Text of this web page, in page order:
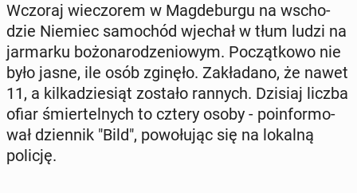
Wczoraj wie­czo­rem w Mag­de­bur­gu na wscho­
dzie Niemiec sa­mo­chód wjechał w tłum ludzi na
jar­mar­ku bo­żo­na­ro­dze­nio­wym. Po­cząt­ko­wo nie
było jasne, ile osób zginęło. Za­kła­da­no, że nawet
11, a kil­ka­dzie­siąt zostało rannych. Dzisiaj liczba
ofiar śmier­tel­nych to cztery osoby - po­in­for­mo­
wał dzien­nik "Bild", po­wo­łu­jąc się na lokalną
policję.